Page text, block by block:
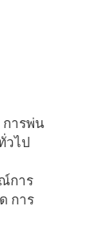
การพ่น
วไป
การ
การ